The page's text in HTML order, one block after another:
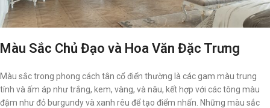
Màu Sắc Chủ Đạo và Hoa Văn Đặc Trưng
Màu sắc trong phong cách tân cổ điển thường là các gam màu trung
tính và ấm áp như trắng, kem, vàng, và nâu, kết hợp với các tông màu
đậm như đỏ burgundy và xanh rêu để tạo điểm nhấn. Những màu sắc